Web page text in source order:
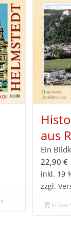
aus
Ein
22,90 €
inkl. 19
zzgl.
In den